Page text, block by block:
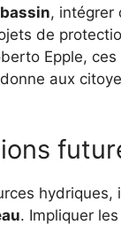
, intégrer
de
Epple,
aux
hydriques,
. Impliquer